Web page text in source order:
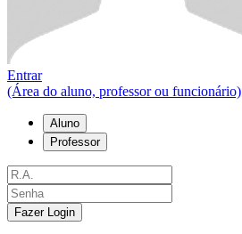
Entrar
(Área do aluno, professor ou funcionário)
Aluno
Professor
Fazer Login